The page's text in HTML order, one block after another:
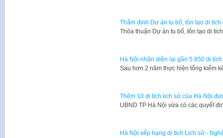
Thẩm định Dự án tu bổ, tôn tạo di
Thỏa thuận Dự án tu bổ, tôn tạo di
Hà Nội nhận diện lại gần 5.850 di
Sau hơn 2 năm thực hiện tổng kiểm
Thêm 10 di tích lịch sử của Hà Nội
UBND TP Hà Nội vừa có các quyết
Hà Nội xếp hạng di tích Lịch sử -